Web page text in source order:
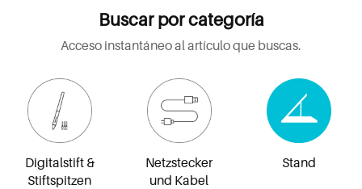
Buscar por categoría
Acceso instantáneo al artículo que buscas.
Digitalstift &
Stiftspitzen
Netzstecker
und Kabel
Stand